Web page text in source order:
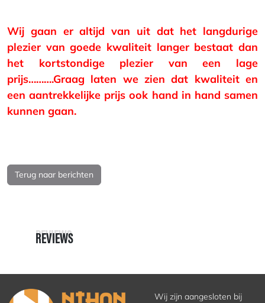
Wij gaan er altijd van uit dat het langdurige
plezier van goede kwaliteit langer bestaat dan
het kortstondige plezier van een lage
prijs……….Graag laten we zien dat kwaliteit en
een aantrekkelijke prijs ook hand in hand samen
kunnen gaan.
Terug naar berichten
REVIEWS
REVIEWS
Wij zijn aangesloten bij